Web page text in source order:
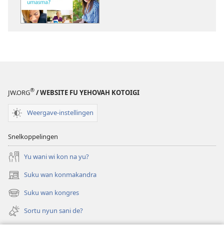
JW.ORG® / WEBSITE FU YEHOVAH KOTOIGI
Weergave-instellingen
Snelkoppelingen
Yu wani wi kon na yu?
Suku wan konmakandra
(opent
nieuw
venster)
Suku wan kongres
(opent
nieuw
venster)
Sortu nyun sani de?